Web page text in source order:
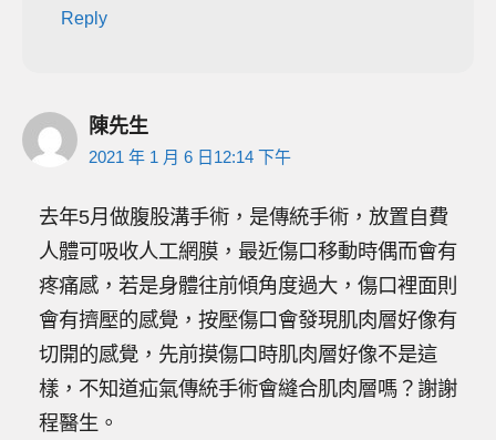
Reply
陳先生
2021 年 1 月 6 日12:14 下午
去年5月做腹股溝手術，是傳統手術，放置自費
人體可吸收人工網膜，最近傷口移動時偶而會有
疼痛感，若是身體往前傾角度過大，傷口裡面則
會有擠壓的感覺，按壓傷口會發現肌肉層好像有
切開的感覺，先前摸傷口時肌肉層好像不是這
樣，不知道疝氣傳統手術會縫合肌肉層嗎？謝謝
程醫生。